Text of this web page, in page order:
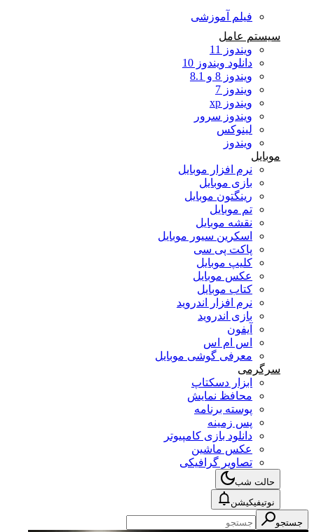
فیلم آموزشی
سیستم عامل
ویندوز 11
دانلود ویندوز 10
ویندوز 8 و 8.1
ویندوز 7
ویندوز xp
ویندوز سرور
لینوکس
ویندوز
موبایل
نرم افزار موبایل
بازی موبایل
رینگتون موبایل
تم موبایل
نقشه موبایل
اسکرین سیور موبایل
پاکت پی سی
کلیپ موبایل
عکس موبایل
کتاب موبایل
نرم افزار اندروید
بازی اندروید
آیفون
اس ام اس
معرفی گوشی موبایل
سرگرمی
ابزار دسکتاپ
محافظ نمایش
پوسته برنامه
پس زمینه
دانلود بازی کامپیوتر
عکس ماشین
تصاویر گرافیکی
حالت شب
نوتیفیکیشن
جستجو